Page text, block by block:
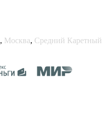
, Москва, Средний Каретный